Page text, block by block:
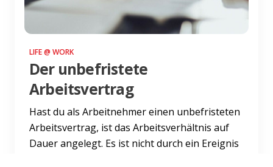
LIFE @ WORK
Der unbefristete
Arbeitsvertrag
Hast du als Arbeitnehmer einen unbefristeten
Arbeitsvertrag, ist das Arbeitsverhältnis auf
Dauer angelegt. Es ist nicht durch ein Ereignis